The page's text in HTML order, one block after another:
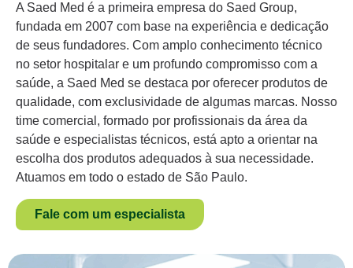
A Saed Med é a primeira empresa do Saed Group,
fundada em 2007 com base na experiência e dedicação
de seus fundadores. Com amplo conhecimento técnico
no setor hospitalar e um profundo compromisso com a
saúde, a Saed Med se destaca por oferecer produtos de
qualidade, com exclusividade de algumas marcas. Nosso
time comercial, formado por profissionais da área da
saúde e especialistas técnicos, está apto a orientar na
escolha dos produtos adequados à sua necessidade.
Atuamos em todo o estado de São Paulo.
Fale com um especialista